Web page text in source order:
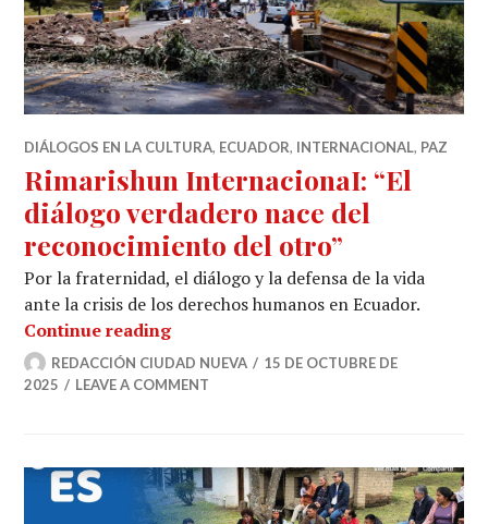
DIÁLOGOS EN LA CULTURA, ECUADOR, INTERNACIONAL, PAZ
Rimarishun InternacionaI: “El
diálogo verdadero nace del
reconocimiento del otro”
Por la fraternidad, el diálogo y la defensa de la vida
ante la crisis de los derechos humanos en Ecuador.
Continue readingRimarishun InternacionaI: “El
REDACCIÓN CIUDAD NUEVA
15 DE OCTUBRE DE
2025
LEAVE A COMMENT